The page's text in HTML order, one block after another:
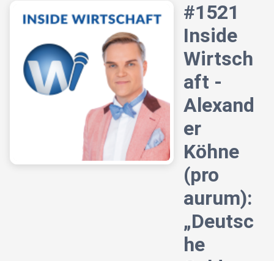
#1521
Inside
Wirtsch
aft -
Alexand
er
Köhne
(pro
aurum):
„Deutsc
he